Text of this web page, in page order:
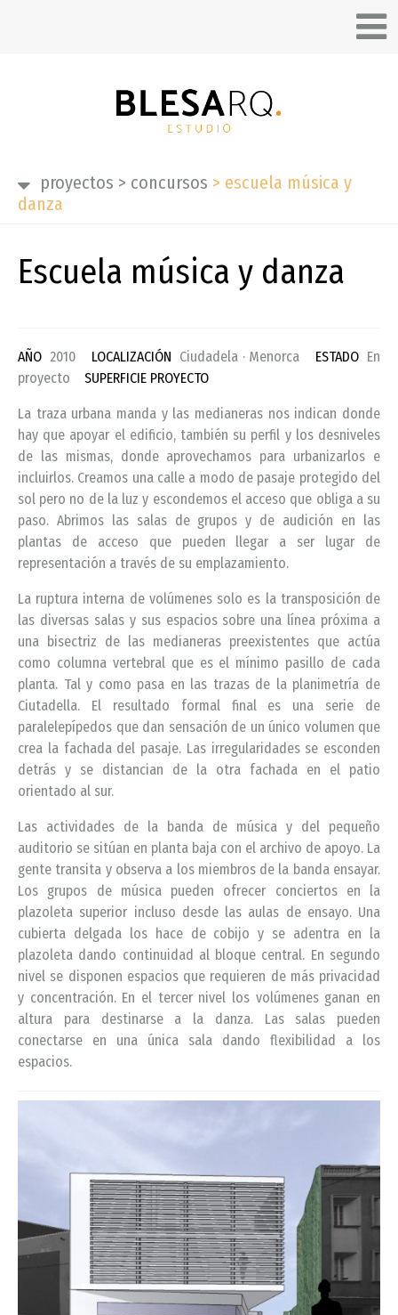
proyectos > concursos > escuela música y
danza
Escuela música y danza
AÑO 2010 LOCALIZACIÓN Ciudadela · Menorca ESTADO En
proyecto SUPERFICIE PROYECTO
La traza urbana manda y las medianeras nos indican donde
hay que apoyar el edificio, también su perfil y los desniveles
de las mismas, donde aprovechamos para urbanizarlos e
incluirlos. Creamos una calle a modo de pasaje protegido del
sol pero no de la luz y escondemos el acceso que obliga a su
paso. Abrimos las salas de grupos y de audición en las
plantas de acceso que pueden llegar a ser lugar de
representación a través de su emplazamiento.
La ruptura interna de volúmenes solo es la transposición de
las diversas salas y sus espacios sobre una línea próxima a
una bisectriz de las medianeras preexistentes que actúa
como columna vertebral que es el mínimo pasillo de cada
planta. Tal y como pasa en las trazas de la planimetría de
Ciutadella. El resultado formal final es una serie de
paralelepípedos que dan sensación de un único volumen que
crea la fachada del pasaje. Las irregularidades se esconden
detrás y se distancian de la otra fachada en el patio
orientado al sur.
Las actividades de la banda de música y del pequeño
auditorio se sitúan en planta baja con el archivo de apoyo. La
gente transita y observa a los miembros de la banda ensayar.
Los grupos de música pueden ofrecer conciertos en la
plazoleta superior incluso desde las aulas de ensayo. Una
cubierta delgada los hace de cobijo y se adentra en la
plazoleta dando continuidad al bloque central. En segundo
nivel se disponen espacios que requieren de más privacidad
y concentración. En el tercer nivel los volúmenes ganan en
altura para destinarse a la danza. Las salas pueden
conectarse en una única sala dando flexibilidad a los
espacios.